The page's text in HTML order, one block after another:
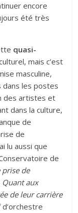
encore
été très
quasi-
mais c’est
masculine,
dans les postes
des artistes et
dans la culture,
de
de
lu aussi que
de
prise de
Quant aux
de leur carrière
d’orchestre